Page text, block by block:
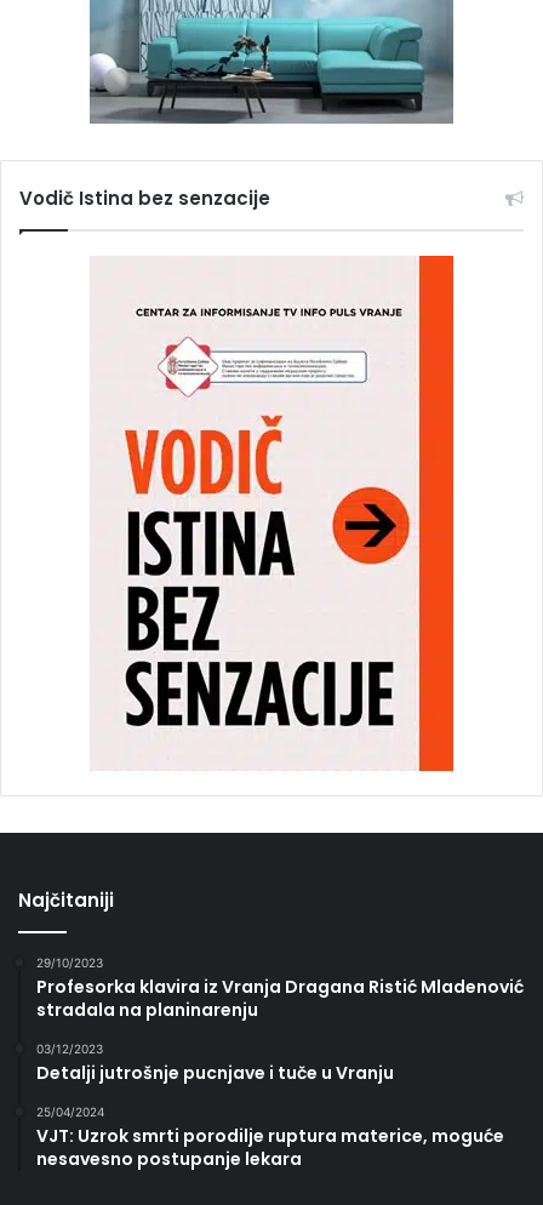
Vodič Istina bez senzacije
Najčitaniji
29/10/2023
Profesorka klavira iz Vranja Dragana Ristić Mladenović
stradala na planinarenju
03/12/2023
Detalji jutrošnje pucnjave i tuče u Vranju
25/04/2024
VJT: Uzrok smrti porodilje ruptura materice, moguće
nesavesno postupanje lekara